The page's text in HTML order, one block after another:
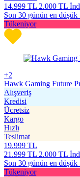
14.999 TL 2.000 TL
Son 30 günün en düşük
Tükeniyor
+2
Hawk Gaming Future
Alışveriş
Kredisi
Ücretsiz
Kargo
Hızlı
Teslimat
19.999 TL
21.999 TL 2.000 TL
Son 30 günün en düşük
Tükeniyor